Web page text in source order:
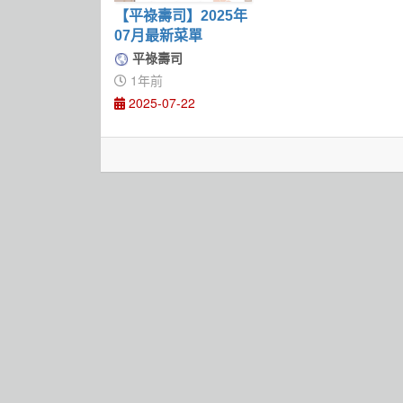
【平祿壽司】2025年
07月最新菜單
平祿壽司
1年前
2025-07-22